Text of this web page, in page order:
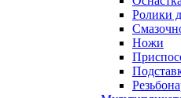
Ролики
Ножи